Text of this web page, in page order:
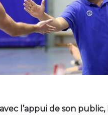
l’appui de son public,